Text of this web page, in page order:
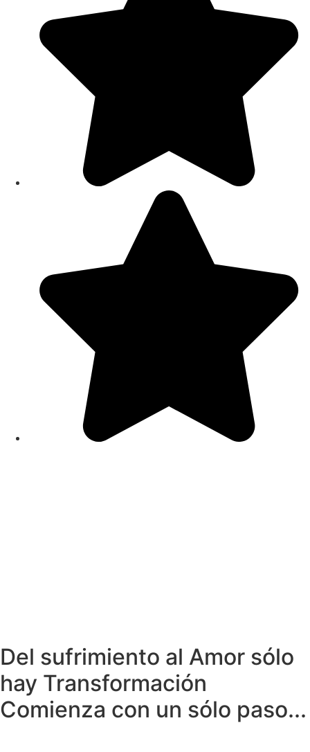
Del sufrimiento al Amor sólo
hay Transformación
Comienza con un sólo paso...